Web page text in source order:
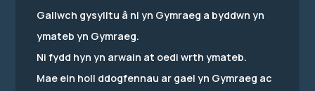
Gallwch gysylltu â ni yn Gymraeg a byddwn yn
ymateb yn Gymraeg.
Ni fydd hyn yn arwain at oedi wrth ymateb.
Mae ein holl ddogfennau ar gael yn Gymraeg ac